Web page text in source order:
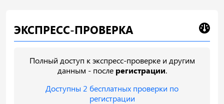
ЭКСПРЕСС-ПРОВЕРКА
Полный доступ к экспресс-проверке и другим
данным - после регистрации.
Доступны 2 бесплатных проверки по
регистрации